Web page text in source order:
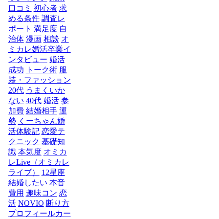
口コミ 初心者 求
める条件 調査レ
ポート 満足度 自
治体 漫画 相談 オ
ミカレ婚活卒業イ
ンタビュー 婚活
成功
トーク術 服
装・ファッション
20代 うまくいか
ない 40代 婚活 参
加費 結婚相手 運
勢 くーちゃん婚
活体験記 恋愛テ
クニック 基礎知
識 本気度 オミカ
レLive（オミカレ
ライブ）
12星座
結婚したい 本音
費用 趣味コン 恋
活 NOVIO 断り方
プロフィールカー